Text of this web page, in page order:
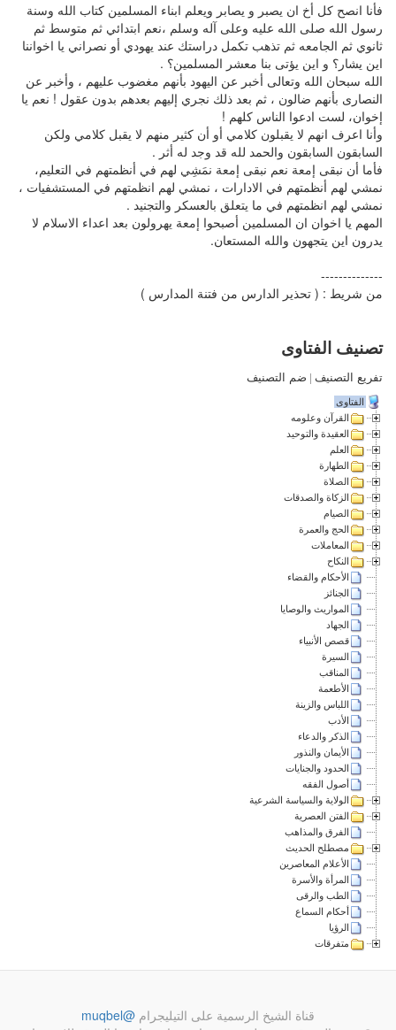
فأنا انصح كل أخ ان يصبر و يصابر ويعلم ابناء المسلمين كتاب الله وسنة
رسول الله صلى الله عليه وعلى آله وسلم ،نعم ابتدائي ثم متوسط ثم
ثانوي ثم الجامعه ثم تذهب تكمل دراستك عند يهودي أو نصراني يا اخواننا
اين يشار؟ و اين يؤتى بنا معشر المسلمين؟ .
الله سبحان الله وتعالى أخبر عن اليهود بأنهم مغضوب عليهم ، وأخبر عن
النصارى بأنهم ضالون ، ثم بعد ذلك نجري إليهم بعدهم بدون عقول ! نعم يا
إخوان، لست ادعوا الناس كلهم !
وأنا اعرف انهم لا يقبلون كلامي أو أن كثير منهم لا يقبل كلامي ولكن
السابقون السابقون والحمد لله قد وجد له أثر .
فأما أن نبقى إمعة نعم نبقى إمعة نمَشِي لهم في أنظمتهم في التعليم،
نمشي لهم أنظمتهم في الادارات ، نمشي لهم انظمتهم في المستشفيات ،
نمشي لهم انظمتهم في ما يتعلق بالعسكر والتجنيد .
المهم يا اخوان ان المسلمين أصبحوا إمعة يهرولون بعد اعداء الاسلام لا
يدرون اين يتجهون والله المستعان.
--------------
من شريط : ( تحذير الدارس من فتنة المدارس )
تصنيف الفتاوى
تفريع التصنيف | ضم التصنيف
الفتاوى
القرآن وعلومه
العقيدة والتوحيد
العلم
الطهارة
الصلاة
الزكاة والصدقات
الصيام
الحج والعمرة
المعاملات
النكاح
الأحكام والقضاء
الجنائز
المواريث والوصايا
الجهاد
قصص الأنبياء
السيرة
المناقب
الأطعمة
اللباس والزينة
الأدب
الذكر والدعاء
الأيمان والنذور
الحدود والجنايات
أصول الفقه
الولاية والسياسة الشرعية
الفتن العصرية
الفرق والمذاهب
مصطلح الحديث
الأعلام المعاصرين
المرأة والأسرة
الطب والرقى
أحكام السماع
الرؤيا
متفرقات
قناة الشيخ الرسمية على التيليجرام @muqbel